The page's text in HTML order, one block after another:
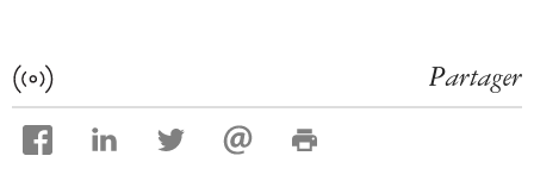
Partager